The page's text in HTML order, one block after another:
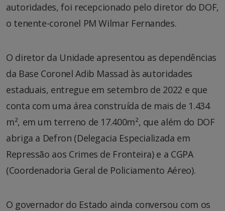
autoridades, foi recepcionado pelo diretor do DOF,
o tenente-coronel PM Wilmar Fernandes.
O diretor da Unidade apresentou as dependências
da Base Coronel Adib Massad às autoridades
estaduais, entregue em setembro de 2022 e que
conta com uma área construída de mais de 1.434
m², em um terreno de 17.400m², que além do DOF
abriga a Defron (Delegacia Especializada em
Repressão aos Crimes de Fronteira) e a CGPA
(Coordenadoria Geral de Policiamento Aéreo).
O governador do Estado ainda conversou com os